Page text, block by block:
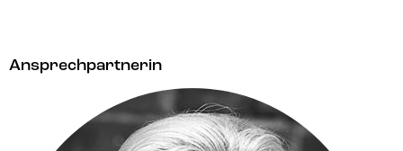
Ansprechpartnerin